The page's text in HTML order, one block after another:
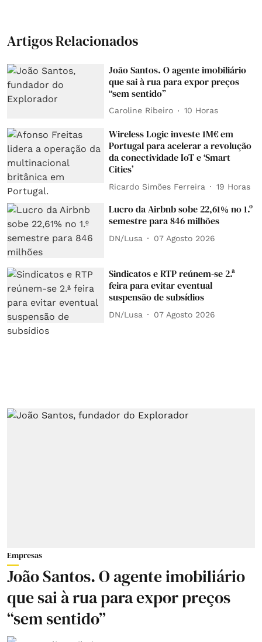
Artigos Relacionados
João Santos. O agente imobiliário
que sai à rua para expor preços
“sem sentido”
Caroline Ribeiro 10 Horas
Wireless Logic investe 1M€ em
Portugal para acelerar a revolução
da conectividade IoT e ‘Smart
Cities’
Ricardo Simões Ferreira 19 Horas
Lucro da Airbnb sobe 22,61% no 1.º
semestre para 846 milhões
DN/Lusa 07 Agosto 2026
Sindicatos e RTP reúnem-se 2.ª
feira para evitar eventual
suspensão de subsídios
DN/Lusa 07 Agosto 2026
Empresas
João Santos. O agente imobiliário
que sai à rua para expor preços
“sem sentido”